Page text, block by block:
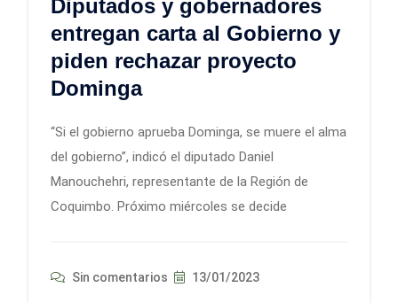
Diputados y gobernadores
entregan carta al Gobierno y
piden rechazar proyecto
Dominga
“Si el gobierno aprueba Dominga, se muere el alma
del gobierno”, indicó el diputado Daniel
Manouchehri, representante de la Región de
Coquimbo. Próximo miércoles se decide
Sin comentarios 13/01/2023